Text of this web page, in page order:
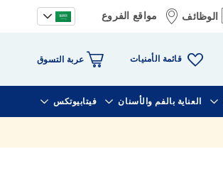
الوظائف مواقع الفروع
قائمة الأمنيات عربة التسوق
العناية بالفم والأسنان فيتابيوتكس